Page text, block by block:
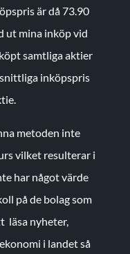
är då 73.90
ut mina inköp vid
samtliga aktier
inköpspris
metoden inte
vilket resulterar i
har något värde
på de bolag som
läsa nyheter,
i landet så